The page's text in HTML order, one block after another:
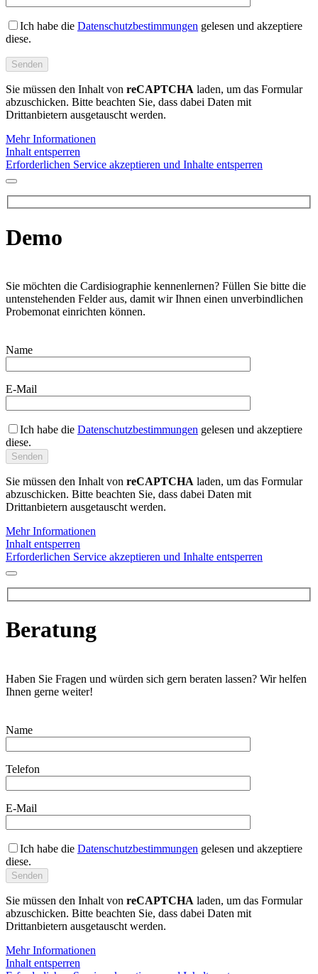
Ich habe die Datenschutzbestimmungen gelesen und akzeptiere
diese.
Sie müssen den Inhalt von reCAPTCHA laden, um das Formular
abzuschicken. Bitte beachten Sie, dass dabei Daten mit
Drittanbietern ausgetauscht werden.
Mehr Informationen
Inhalt entsperren
Erforderlichen Service akzeptieren und Inhalte entsperren
Demo
Sie möchten die Cardisiographie kennenlernen? Füllen Sie bitte die
untenstehenden Felder aus, damit wir Ihnen einen unverbindlichen
Probemonat einrichten können.
Name
E-Mail
Ich habe die Datenschutzbestimmungen gelesen und akzeptiere
diese.
Sie müssen den Inhalt von reCAPTCHA laden, um das Formular
abzuschicken. Bitte beachten Sie, dass dabei Daten mit
Drittanbietern ausgetauscht werden.
Mehr Informationen
Inhalt entsperren
Erforderlichen Service akzeptieren und Inhalte entsperren
Beratung
Haben Sie Fragen und würden sich gern beraten lassen? Wir helfen
Ihnen gerne weiter!
Name
Telefon
E-Mail
Ich habe die Datenschutzbestimmungen gelesen und akzeptiere
diese.
Sie müssen den Inhalt von reCAPTCHA laden, um das Formular
abzuschicken. Bitte beachten Sie, dass dabei Daten mit
Drittanbietern ausgetauscht werden.
Mehr Informationen
Inhalt entsperren